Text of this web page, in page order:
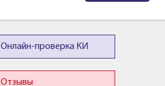
Онлайн-проверка КИ
Отзывы